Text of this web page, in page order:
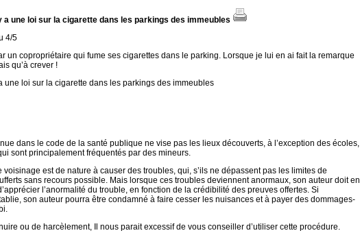
a une loi sur la cigarette dans les parkings des immeubles
4/5
un copropriétaire qui fume ses cigarettes dans le parking. Lorsque je lui en ai fait la remarque
qu’à crever !
une loi sur la cigarette dans les parkings des immeubles
dans le code de la santé publique ne vise pas les lieux découverts, à l’exception des écoles,
sont principalement fréquentés par des mineurs.
voisinage est de nature à causer des troubles, qui, s’ils ne dépassent pas les limites de
sans recours possible. Mais lorsque ces troubles deviennent anormaux, son auteur doit en
l’anormalité du trouble, en fonction de la crédibilité des preuves offertes. Si
son auteur pourra être condamné à faire cesser les nuisances et à payer des dommages-
ou de harcèlement, Il nous parait excessif de vous conseiller d’utiliser cette procédure.